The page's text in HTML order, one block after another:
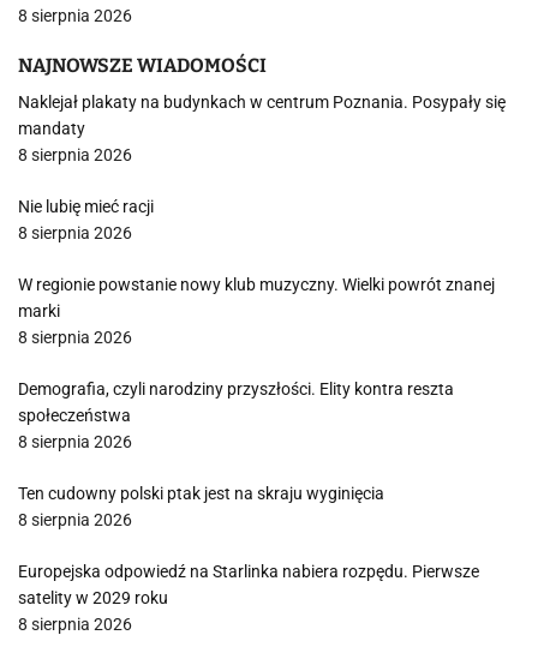
8 sierpnia 2026
NAJNOWSZE WIADOMOŚCI
Naklejał plakaty na budynkach w centrum Poznania. Posypały się
mandaty
8 sierpnia 2026
Nie lubię mieć racji
8 sierpnia 2026
W regionie powstanie nowy klub muzyczny. Wielki powrót znanej
marki
8 sierpnia 2026
Demografia, czyli narodziny przyszłości. Elity kontra reszta
społeczeństwa
8 sierpnia 2026
Ten cudowny polski ptak jest na skraju wyginięcia
8 sierpnia 2026
Europejska odpowiedź na Starlinka nabiera rozpędu. Pierwsze
satelity w 2029 roku
8 sierpnia 2026